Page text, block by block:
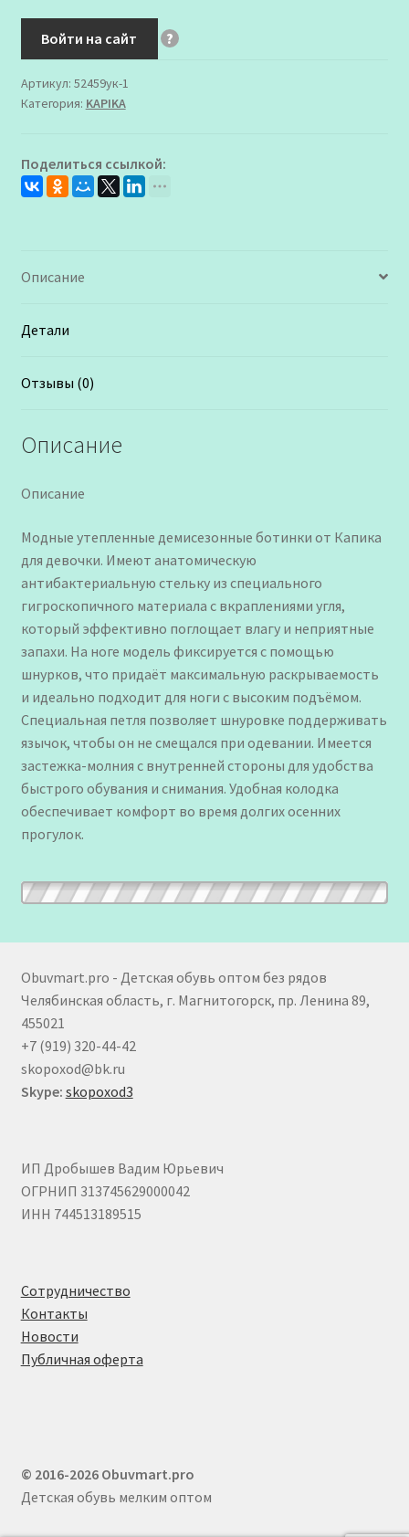
Войти на сайт ?
Артикул: 52459ук-1
Категория: KAPIKA
Поделиться ссылкой:
Описание
Детали
Отзывы (0)
Описание
Описание
Модные утепленные демисезонные ботинки от Капика
для девочки. Имеют анатомическую
антибактериальную стельку из специального
гигроскопичного материала с вкраплениями угля,
который эффективно поглощает влагу и неприятные
запахи. На ноге модель фиксируется с помощью
шнурков, что придаёт максимальную раскрываемость
и идеально подходит для ноги с высоким подъёмом.
Специальная петля позволяет шнуровке поддерживать
язычок, чтобы он не смещался при одевании. Имеется
застежка-молния с внутренней стороны для удобства
быстрого обувания и снимания. Удобная колодка
обеспечивает комфорт во время долгих осенних
прогулок.
Obuvmart.pro - Детская обувь оптом без рядов
Челябинская область, г. Магнитогорск, пр. Ленина 89,
455021
+7 (919) 320-44-42
skopoxod@bk.ru
Skype: skopoxod3
ИП Дробышев Вадим Юрьевич
ОГРНИП 313745629000042
ИНН 744513189515
Сотрудничество
Контакты
Новости
Публичная оферта
© 2016-2026 Obuvmart.pro
Детская обувь мелким оптом